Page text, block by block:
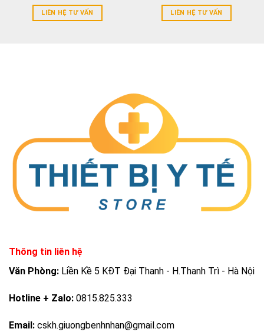
LIÊN HỆ TƯ VẤN LIÊN HỆ TƯ VẤN
Thông tin liên hệ
Văn Phòng: Liền Kề 5 KĐT Đại Thanh - H.Thanh Trì - Hà Nội
Hotline + Zalo: 0815.825.333
Email: cskh.giuongbenhnhan@gmail.com